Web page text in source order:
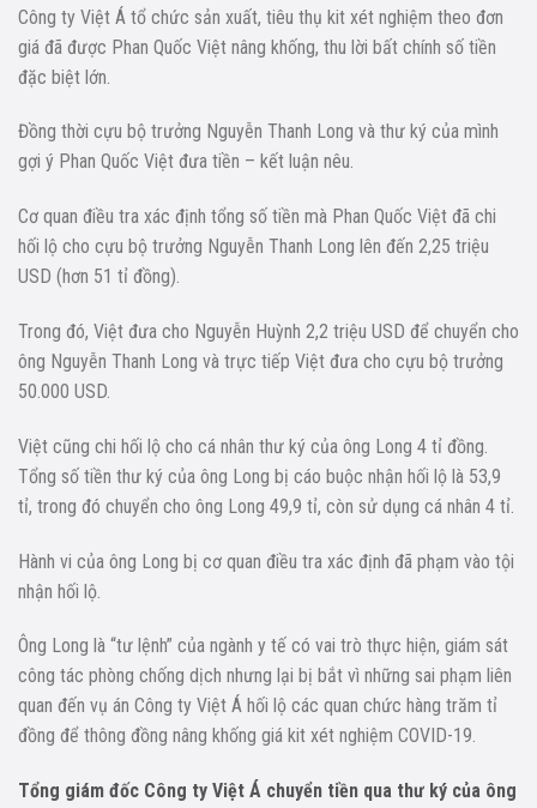
Công ty Việt Á tổ chức sản xuất, tiêu thụ kit xét nghiệm theo đơn
giá đã được Phan Quốc Việt nâng khống, thu lời bất chính số tiền
đặc biệt lớn.
Đồng thời cựu bộ trưởng Nguyễn Thanh Long và thư ký của mình
gợi ý Phan Quốc Việt đưa tiền – kết luận nêu.
Cơ quan điều tra xác định tổng số tiền mà Phan Quốc Việt đã chi
hối lộ cho cựu bộ trưởng Nguyễn Thanh Long lên đến 2,25 triệu
USD (hơn 51 tỉ đồng).
Trong đó, Việt đưa cho Nguyễn Huỳnh 2,2 triệu USD để chuyển cho
ông Nguyễn Thanh Long và trực tiếp Việt đưa cho cựu bộ trưởng
50.000 USD.
Việt cũng chi hối lộ cho cá nhân thư ký của ông Long 4 tỉ đồng.
Tổng số tiền thư ký của ông Long bị cáo buộc nhận hối lộ là 53,9
tỉ, trong đó chuyển cho ông Long 49,9 tỉ, còn sử dụng cá nhân 4 tỉ.
Hành vi của ông Long bị cơ quan điều tra xác định đã phạm vào tội
nhận hối lộ.
Ông Long là “tư lệnh” của ngành y tế có vai trò thực hiện, giám sát
công tác phòng chống dịch nhưng lại bị bắt vì những sai phạm liên
quan đến vụ án Công ty Việt Á hối lộ các quan chức hàng trăm tỉ
đồng để thông đồng nâng khống giá kit xét nghiệm COVID-19.
Tổng giám đốc Công ty Việt Á chuyển tiền qua thư ký của ông